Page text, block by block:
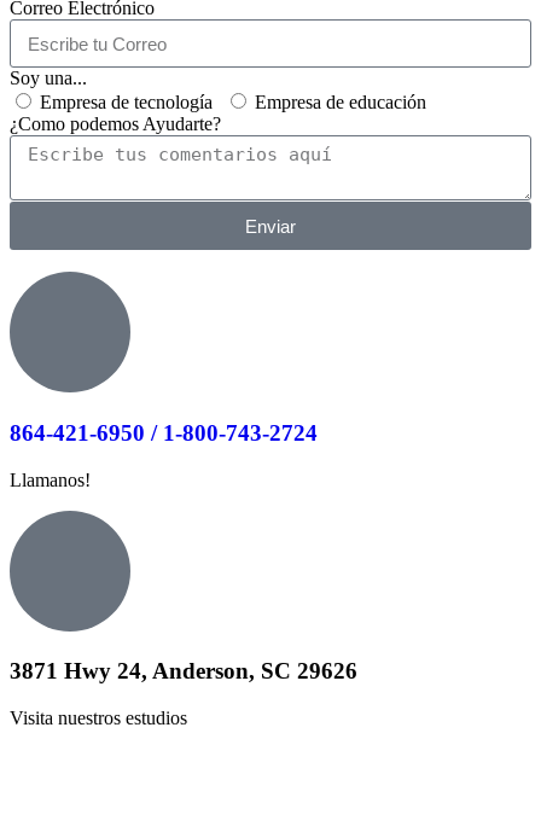
Correo Electrónico
Soy una...
Empresa de tecnología
Empresa de educación
¿Como podemos Ayudarte?
Enviar
864-421-6950 / 1-800-743-2724
Llamanos!
3871 Hwy 24, Anderson, SC 29626
Visita nuestros estudios